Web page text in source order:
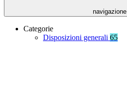
navigazione
Categorie
Disposizioni generali 65